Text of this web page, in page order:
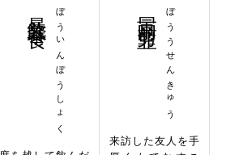
ぼういんぼうしょく ぼううせんきゅう
来訪した友人を手